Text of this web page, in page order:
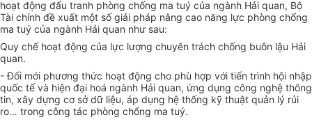
hoạt động đấu tranh phòng chống ma tuý của ngành Hải quan, Bộ
Tài chính đề xuất một số giải pháp nâng cao năng lực phòng chống
ma tuý của ngành Hải quan như sau:
Quy chế hoạt động của lực lượng chuyên trách chống buôn lậu Hải
quan.
- Đối mới phương thức hoạt động cho phù hợp với tiến trình hội nhập
quốc tế và hiện đại hoá ngành Hải quan, ứng dụng công nghệ thông
tin, xây dựng cơ sở dữ liệu, áp dụng hệ thống kỹ thuật quản lý rủi
ro… trong công tác phòng chống ma tuý.